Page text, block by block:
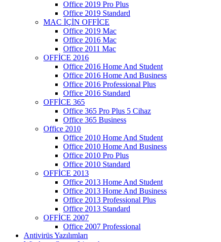
Office 2019 Pro Plus
Office 2019 Standard
MAC İÇİN OFFİCE
Office 2019 Mac
Office 2016 Mac
Office 2011 Mac
OFFİCE 2016
Office 2016 Home And Student
Office 2016 Home And Business
Office 2016 Professional Plus
Office 2016 Standard
OFFİCE 365
Office 365 Pro Plus 5 Cihaz
Office 365 Business
Office 2010
Office 2010 Home And Student
Office 2010 Home And Business
Office 2010 Pro Plus
Office 2010 Standard
OFFİCE 2013
Office 2013 Home And Student
Office 2013 Home And Business
Office 2013 Professional Plus
Office 2013 Standard
OFFİCE 2007
Office 2007 Professional
Antivirüs Yazılımları